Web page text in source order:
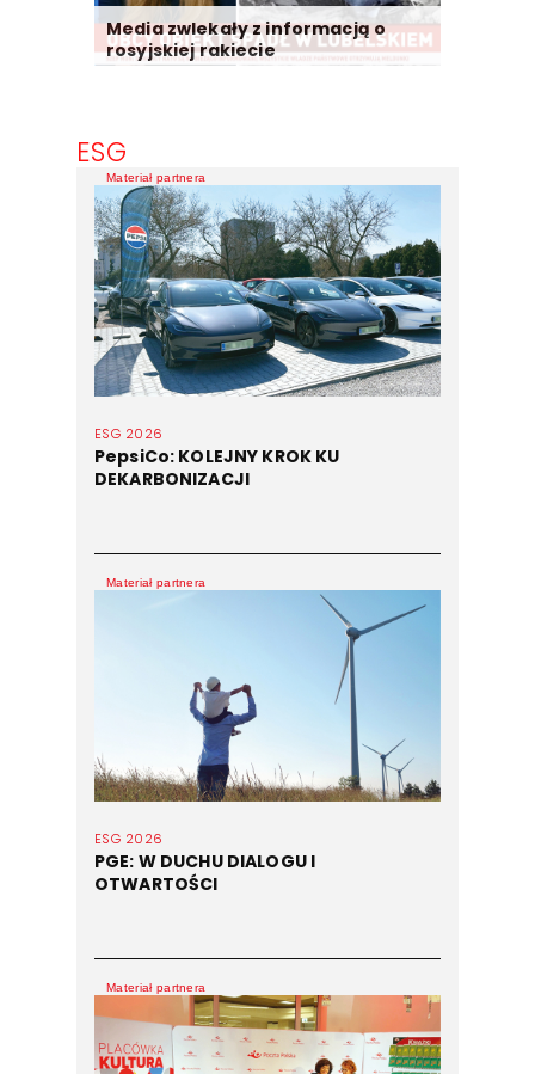
Media zwlekały z informacją o
rosyjskiej rakiecie
ESG
ESG 2026
PepsiCo: KOLEJNY KROK KU
DEKARBONIZACJI
Materiał partnera
ESG 2026
PGE: W DUCHU DIALOGU I
OTWARTOŚCI
Materiał partnera
Materiał partnera